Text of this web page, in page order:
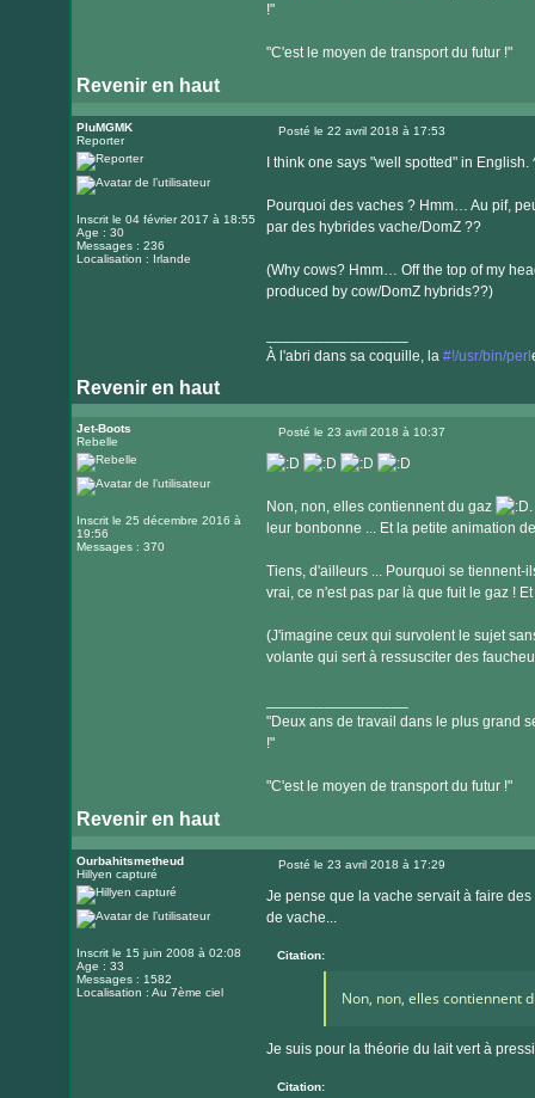
!"
"C'est le moyen de transport du futur !"
Revenir en haut
PluMGMK
Reporter
Inscrit le 04 février 2017 à 18:55
Age : 30
Messages : 236
Localisation : Irlande
Posté le 22 avril 2018 à 17:53
I think one says "well spotted" in English.
Pourquoi des vaches ? Hmm… Au pif,
par des hybrides vache/DomZ ??
(Why cows? Hmm… Off the top of my
produced by cow/DomZ hybrids??)
À l'abri dans sa coquille, la #!/usr/bin/perl
Revenir en haut
Visiter
le
site
internet
Jet-Boots
Rebelle
Inscrit le 25 décembre 2016 à
19:56
Messages : 370
Posté le 23 avril 2018 à 10:37
Non, non, elles contiennent du gaz
leur bonbonne ... Et la petite animation
Tiens, d'ailleurs ... Pourquoi se tiennent-
vrai, ce n'est pas par là que fuit le gaz !
(J'imagine ceux qui survolent le sujet
volante qui sert à ressusciter des
"Deux ans de travail dans le plus grand
!"
"C'est le moyen de transport du futur !"
Revenir en haut
Ourbahitsmetheud
Hillyen capturé
Inscrit le 15 juin 2008 à 02:08
Age : 33
Messages : 1582
Localisation : Au 7ème ciel
Posté le 23 avril 2018 à 17:29
Je pense que la vache servait à faire
de vache...
Citation:
Non, non, elles contiennent
Je suis pour la théorie du lait vert à
Citation: